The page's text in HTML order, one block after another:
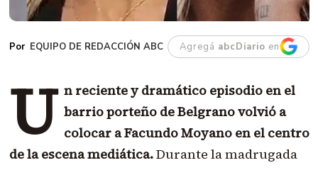
EQUIPO DE REDACCIÓN ABC Agregá abcDiario en
U n reciente y dramático episodio en el
barrio porteño de Belgrano volvió a
colocar a Facundo Moyano en el centro
de la escena mediática.Durante la madrugada